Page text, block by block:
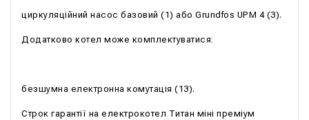
циркуляційний насос базовий (1) або Grundfos UPM 4 (3).
Додатково котел може комплектуватися:
безшумна електронна комутація (13).
Строк гарантії на електрокотел Титан міні преміум